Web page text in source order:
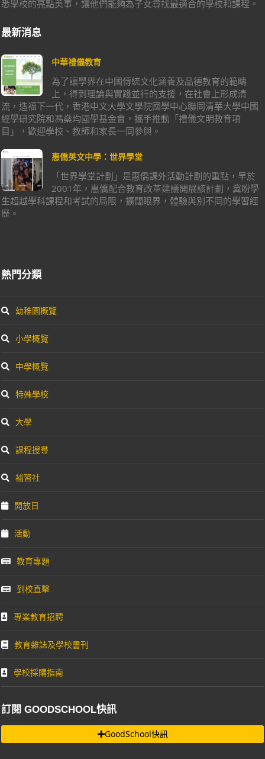
悉學校的亮點美事，讓他們能夠為子女尋找最適合的學校和課程。
最新消息
中華禮儀教育
為了讓學界在中國傳統文化涵養及品德教育的範疇
上，得到理論與實踐並行的支援，在社會上形成清
流，造福下一代，香港中文大學文學院國學中心聯同清華大學中國
經學研究院和馮燊均國學基金會，攜手推動「禮儀文明教育項
目」，歡迎學校、教師和家長一同參與。
惠僑英文中學：世界學堂
「世界學堂計劃」是惠僑課外活動計劃的重點，早於
2001年，惠僑配合教育改革建議開展該計劃，冀盼學
生超越學科課程和考試的局限，擴闊眼界，體驗與別不同的學習經
歷。
熱門分類
幼稚園概覽
小學概覽
中學概覽
特殊學校
大學
課程搜尋
補習社
開放日
活動
教育專題
到校直擊
專業教育招聘
教育雜誌及學校書刊
學校採購指南
訂閱 GOODSCHOOL快訊
GoodSchool快訊